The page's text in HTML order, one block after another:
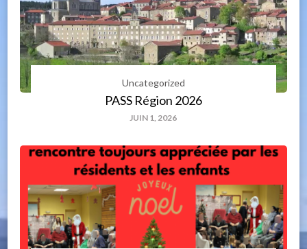
Uncategorized
PASS Région 2026
JUIN 1, 2026